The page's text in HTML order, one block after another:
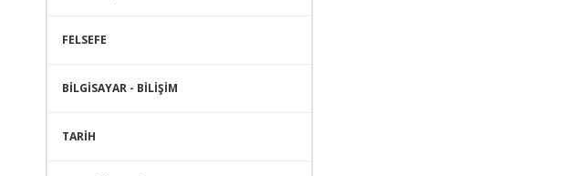
FELSEFE
BİLGİSAYAR - BİLİŞİM
TARİH